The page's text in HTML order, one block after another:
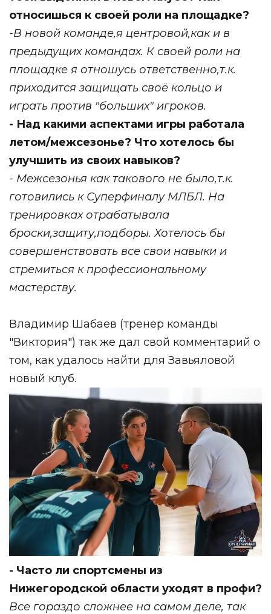
относишься к своей роли на площадке?
-В новой команде,я центровой,как и в
предыдущих командах. К своей роли на
площадке я отношусь ответственно,т.к.
приходится защищать своё кольцо и
играть против "больших" игроков.
- Над какими аспектами игры работала
летом/межсезонье? Что хотелось бы
улучшить из своих навыков?
- Межсезонья как такового не было,т.к.
готовились к Суперфиналу МЛБЛ. На
тренировках отрабатывала
броски,защиту,подборы. Хотелось бы
совершенствовать все свои навыки и
стремиться к профессиональному
мастерству.
Владимир Шабаев (тренер команды
"Виктория") так же дал свой комментарий о
том, как удалось найти для Завьяловой
новый клуб.
- Часто ли спортсмены из
Нижегородской области уходят в профи?
Все гораздо сложнее на самом деле, так